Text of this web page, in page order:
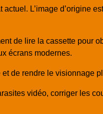
L’image d’origine
de lire la cassette pour
écrans modernes.
de rendre le visionnage
vidéo, corriger les